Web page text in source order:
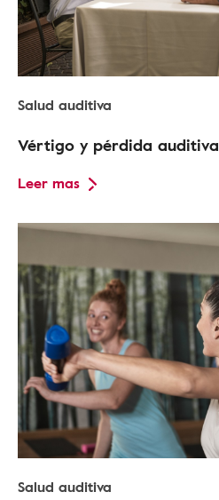
Salud auditiva
Vértigo y pérdida auditiva
Leer mas
Salud auditiva